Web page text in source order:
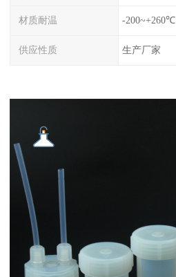
材质耐温 -200~+260℃
供应性质 生产厂家